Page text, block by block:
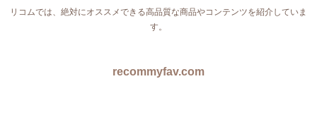
リコムでは、絶対にオススメできる高品質な商品やコンテンツを紹介していま
す。
recommyfav.com